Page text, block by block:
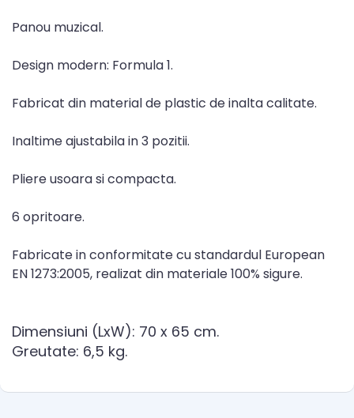
Panou muzical.
Design modern: Formula 1.
Fabricat din material de plastic de inalta calitate.
Inaltime ajustabila in 3 pozitii.
Pliere usoara si compacta.
6 opritoare.
Fabricate in conformitate cu standardul European
EN 1273:2005, realizat din materiale 100% sigure.
Dimensiuni (LxW): 70 x 65 cm.
Greutate: 6,5 kg.